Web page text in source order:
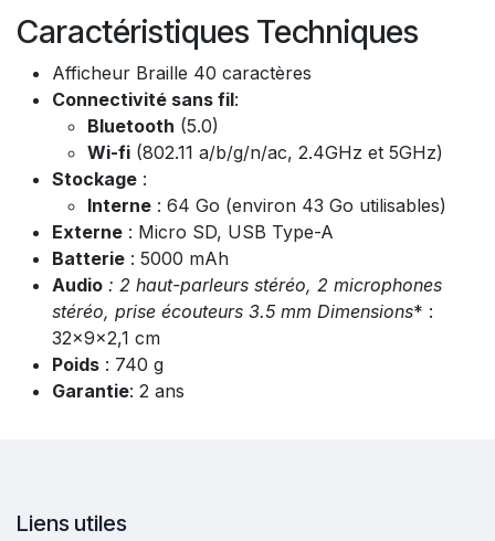
Caractéristiques Techniques
Afficheur Braille 40 caractères
Connectivité sans fil:
Bluetooth (5.0)
Wi-fi (802.11 a/b/g/n/ac, 2.4GHz et 5GHz)
Stockage :
Interne : 64 Go (environ 43 Go utilisables)
Externe : Micro SD, USB Type-A
Batterie : 5000 mAh
Audio : 2 haut-parleurs stéréo, 2 microphones
stéréo, prise écouteurs 3.5 mm Dimensions* :
32×9×2,1 cm
Poids : 740 g
Garantie: 2 ans
Liens utiles